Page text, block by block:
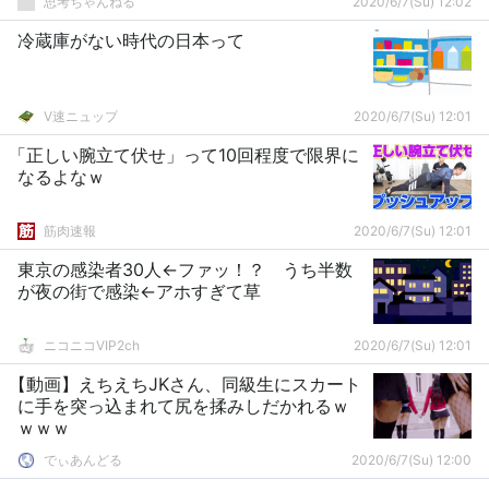
冷蔵庫がない時代の日本って
V速ニュップ 2020/6/7(Su) 12:01
「正しい腕立て伏せ」って10回程度で限界に
なるよなｗ
筋肉速報 2020/6/7(Su) 12:01
東京の感染者30人←ファッ！？ うち半数
が夜の街で感染←アホすぎて草
ニコニコVIP2ch 2020/6/7(Su) 12:01
【動画】えちえちJKさん、同級生にスカート
に手を突っ込まれて尻を揉みしだかれるｗ
ｗｗｗ
でぃあんどる 2020/6/7(Su) 12:00